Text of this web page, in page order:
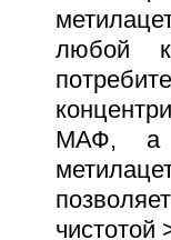
любой
МАФ, а
чистотой